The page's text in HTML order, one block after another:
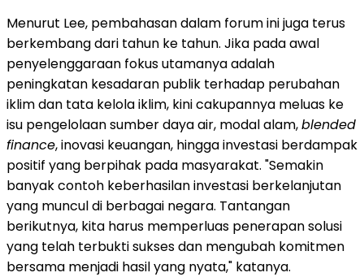
Menurut Lee, pembahasan dalam forum ini juga terus
berkembang dari tahun ke tahun. Jika pada awal
penyelenggaraan fokus utamanya adalah
peningkatan kesadaran publik terhadap perubahan
iklim dan tata kelola iklim, kini cakupannya meluas ke
isu pengelolaan sumber daya air, modal alam,blended
finance, inovasi keuangan, hingga investasi berdampak
positif yang berpihak pada masyarakat. "Semakin
banyak contoh keberhasilan investasi berkelanjutan
yang muncul di berbagai negara. Tantangan
berikutnya, kita harus memperluas penerapan solusi
yang telah terbukti sukses dan mengubah komitmen
bersama menjadi hasil yang nyata," katanya.